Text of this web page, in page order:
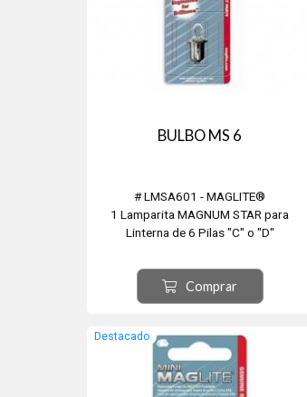
BULBO MS 6
# LMSA601 - MAGLITE®
1 Lamparita MAGNUM STAR para
Linterna de 6 Pilas "C" o "D"
Comprar
Destacado